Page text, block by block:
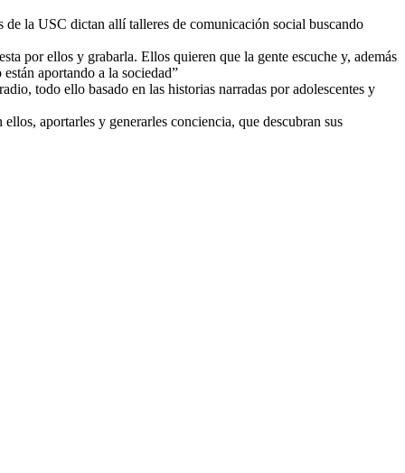
de la USC dictan allí talleres de comunicación social buscando
por ellos y grabarla. Ellos quieren que la gente escuche y, además
aportando a la sociedad”
todo ello basado en las historias narradas por adolescentes y
aportarles y generarles conciencia, que descubran sus